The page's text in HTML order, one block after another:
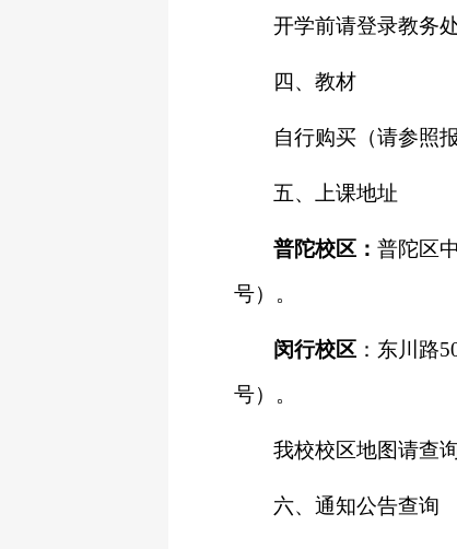
开学前请登录教务
四、教材
自行购买（请参照
五、上课地址
普陀校区： 普陀区
号）。
闵行校区 ：东川路
号）。
我校校区地图请查
六、通知公告查询